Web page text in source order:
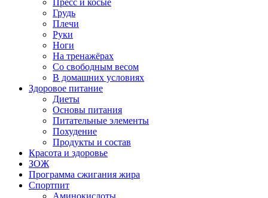
Пресс и косые
Грудь
Плечи
Руки
Ноги
На тренажёрах
Со свободным весом
В домашних условиях
Здоровое питание
Диеты
Основы питания
Питательные элементы
Похудение
Продукты и состав
Красота и здоровье
ЗОЖ
Программа сжигания жира
Спортпит
Аминокислоты